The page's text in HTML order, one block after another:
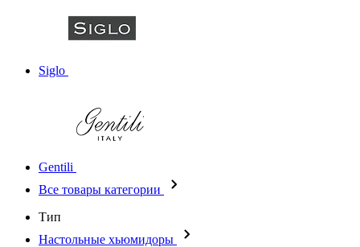
Siglo
Gentili
Все товары категории
Тип
Настольные хьюмидоры